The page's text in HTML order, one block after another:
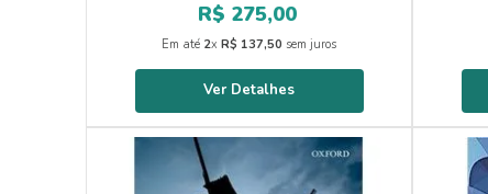
R$ 275,00
Em até 2x R$ 137,50 sem juros